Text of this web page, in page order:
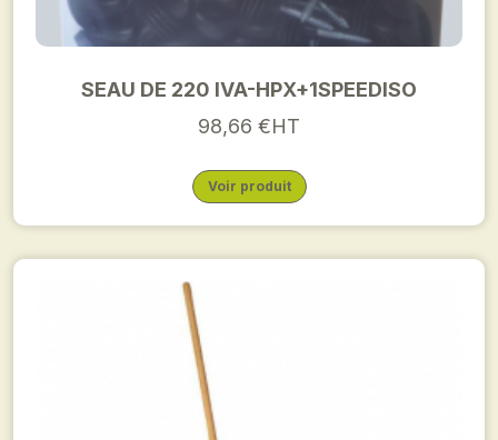
SEAU DE 220 IVA-HPX+1SPEEDISO
98,66 €HT
Voir produit